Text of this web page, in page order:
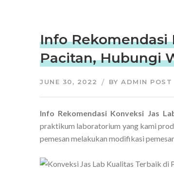
Info Rekomendasi
Pacitan, Hubungi
JUNE 30, 2022 BY ADMIN POST
Info Rekomendasi Konveksi Jas
praktikum laboratorium yang kami
pemesan melakukan modifikasi